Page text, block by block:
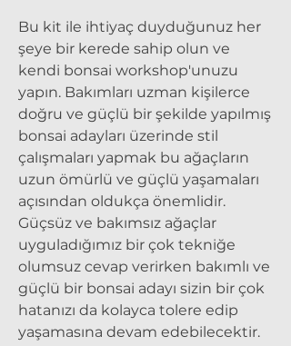
Bu kit ile ihtiyaç duyduğunuz her
şeye bir kerede sahip olun ve
kendi bonsai workshop'unuzu
yapın. Bakımları uzman kişilerce
doğru ve güçlü bir şekilde yapılmış
bonsai adayları üzerinde stil
çalışmaları yapmak bu ağaçların
uzun ömürlü ve güçlü yaşamaları
açısından oldukça önemlidir.
Güçsüz ve bakımsız ağaçlar
uyguladığımız bir çok tekniğe
olumsuz cevap verirken bakımlı ve
güçlü bir bonsai adayı sizin bir çok
hatanızı da kolayca tolere edip
yaşamasına devam edebilecektir.